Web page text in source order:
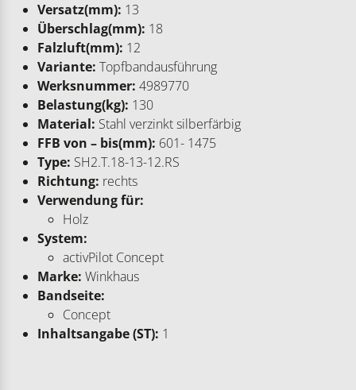
Versatz(mm): 13
Überschlag(mm): 18
Falzluft(mm): 12
Variante: Topfbandausführung
Werksnummer: 4989770
Belastung(kg): 130
Material: Stahl verzinkt silberfärbig
FFB von – bis(mm): 601- 1475
Type: SH2.T.18-13-12.RS
Richtung: rechts
Verwendung für:
Holz
System:
activPilot Concept
Marke: Winkhaus
Bandseite:
Concept
Inhaltsangabe (ST): 1